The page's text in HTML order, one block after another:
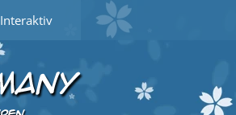
Interaktiv